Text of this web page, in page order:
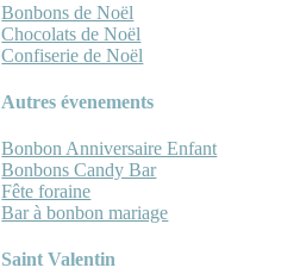
Bonbons de Noël
Chocolats de Noël
Confiserie de Noël
Autres évenements
Bonbon Anniversaire Enfant
Bonbons Candy Bar
Fête foraine
Bar à bonbon mariage
Saint Valentin